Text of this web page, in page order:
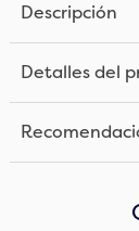
Descripción
Detalles del